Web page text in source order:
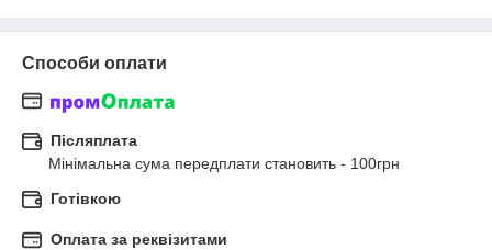
Способи оплати
Післяплата
Мінімальна сума передплати становить - 100грн
Готівкою
Оплата за реквізитами